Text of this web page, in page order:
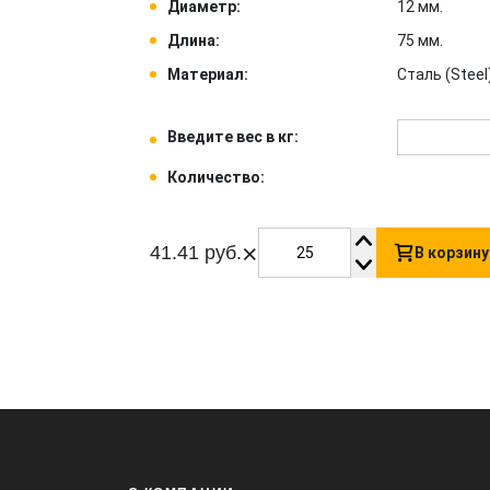
Диаметр:
12 мм.
Длина:
75 мм.
Материал:
Сталь (Steel)
Введите вес в кг:
Количество:
41.41 руб.× В корзину